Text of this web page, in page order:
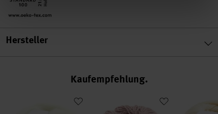
Hersteller
Kaufempfehlung
Luxury Alpaca Cotton FusionLuxury Organic Cotton Silk dk